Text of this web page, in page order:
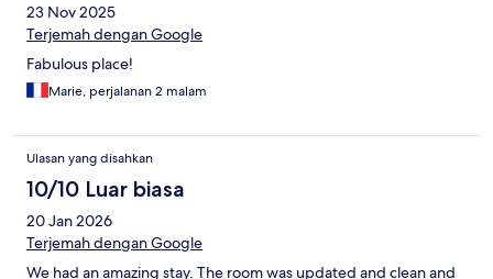
23 Nov 2025
Terjemah dengan Google
Fabulous place!
Marie, perjalanan 2 malam
Ulasan yang disahkan
10/10 Luar biasa
20 Jan 2026
Terjemah dengan Google
We had an amazing stay. The room was updated and clean and